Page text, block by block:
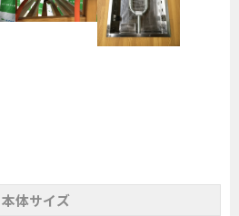
本体サイズ